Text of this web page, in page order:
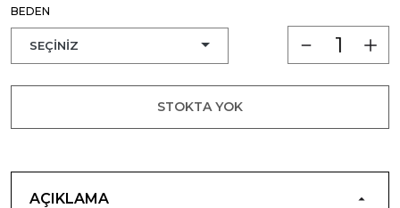
BEDEN
STOKTA YOK
AÇIKLAMA